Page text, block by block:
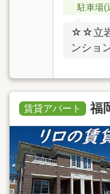
駐車場(
☆☆立岩
ンシ
賃貸アパート 福